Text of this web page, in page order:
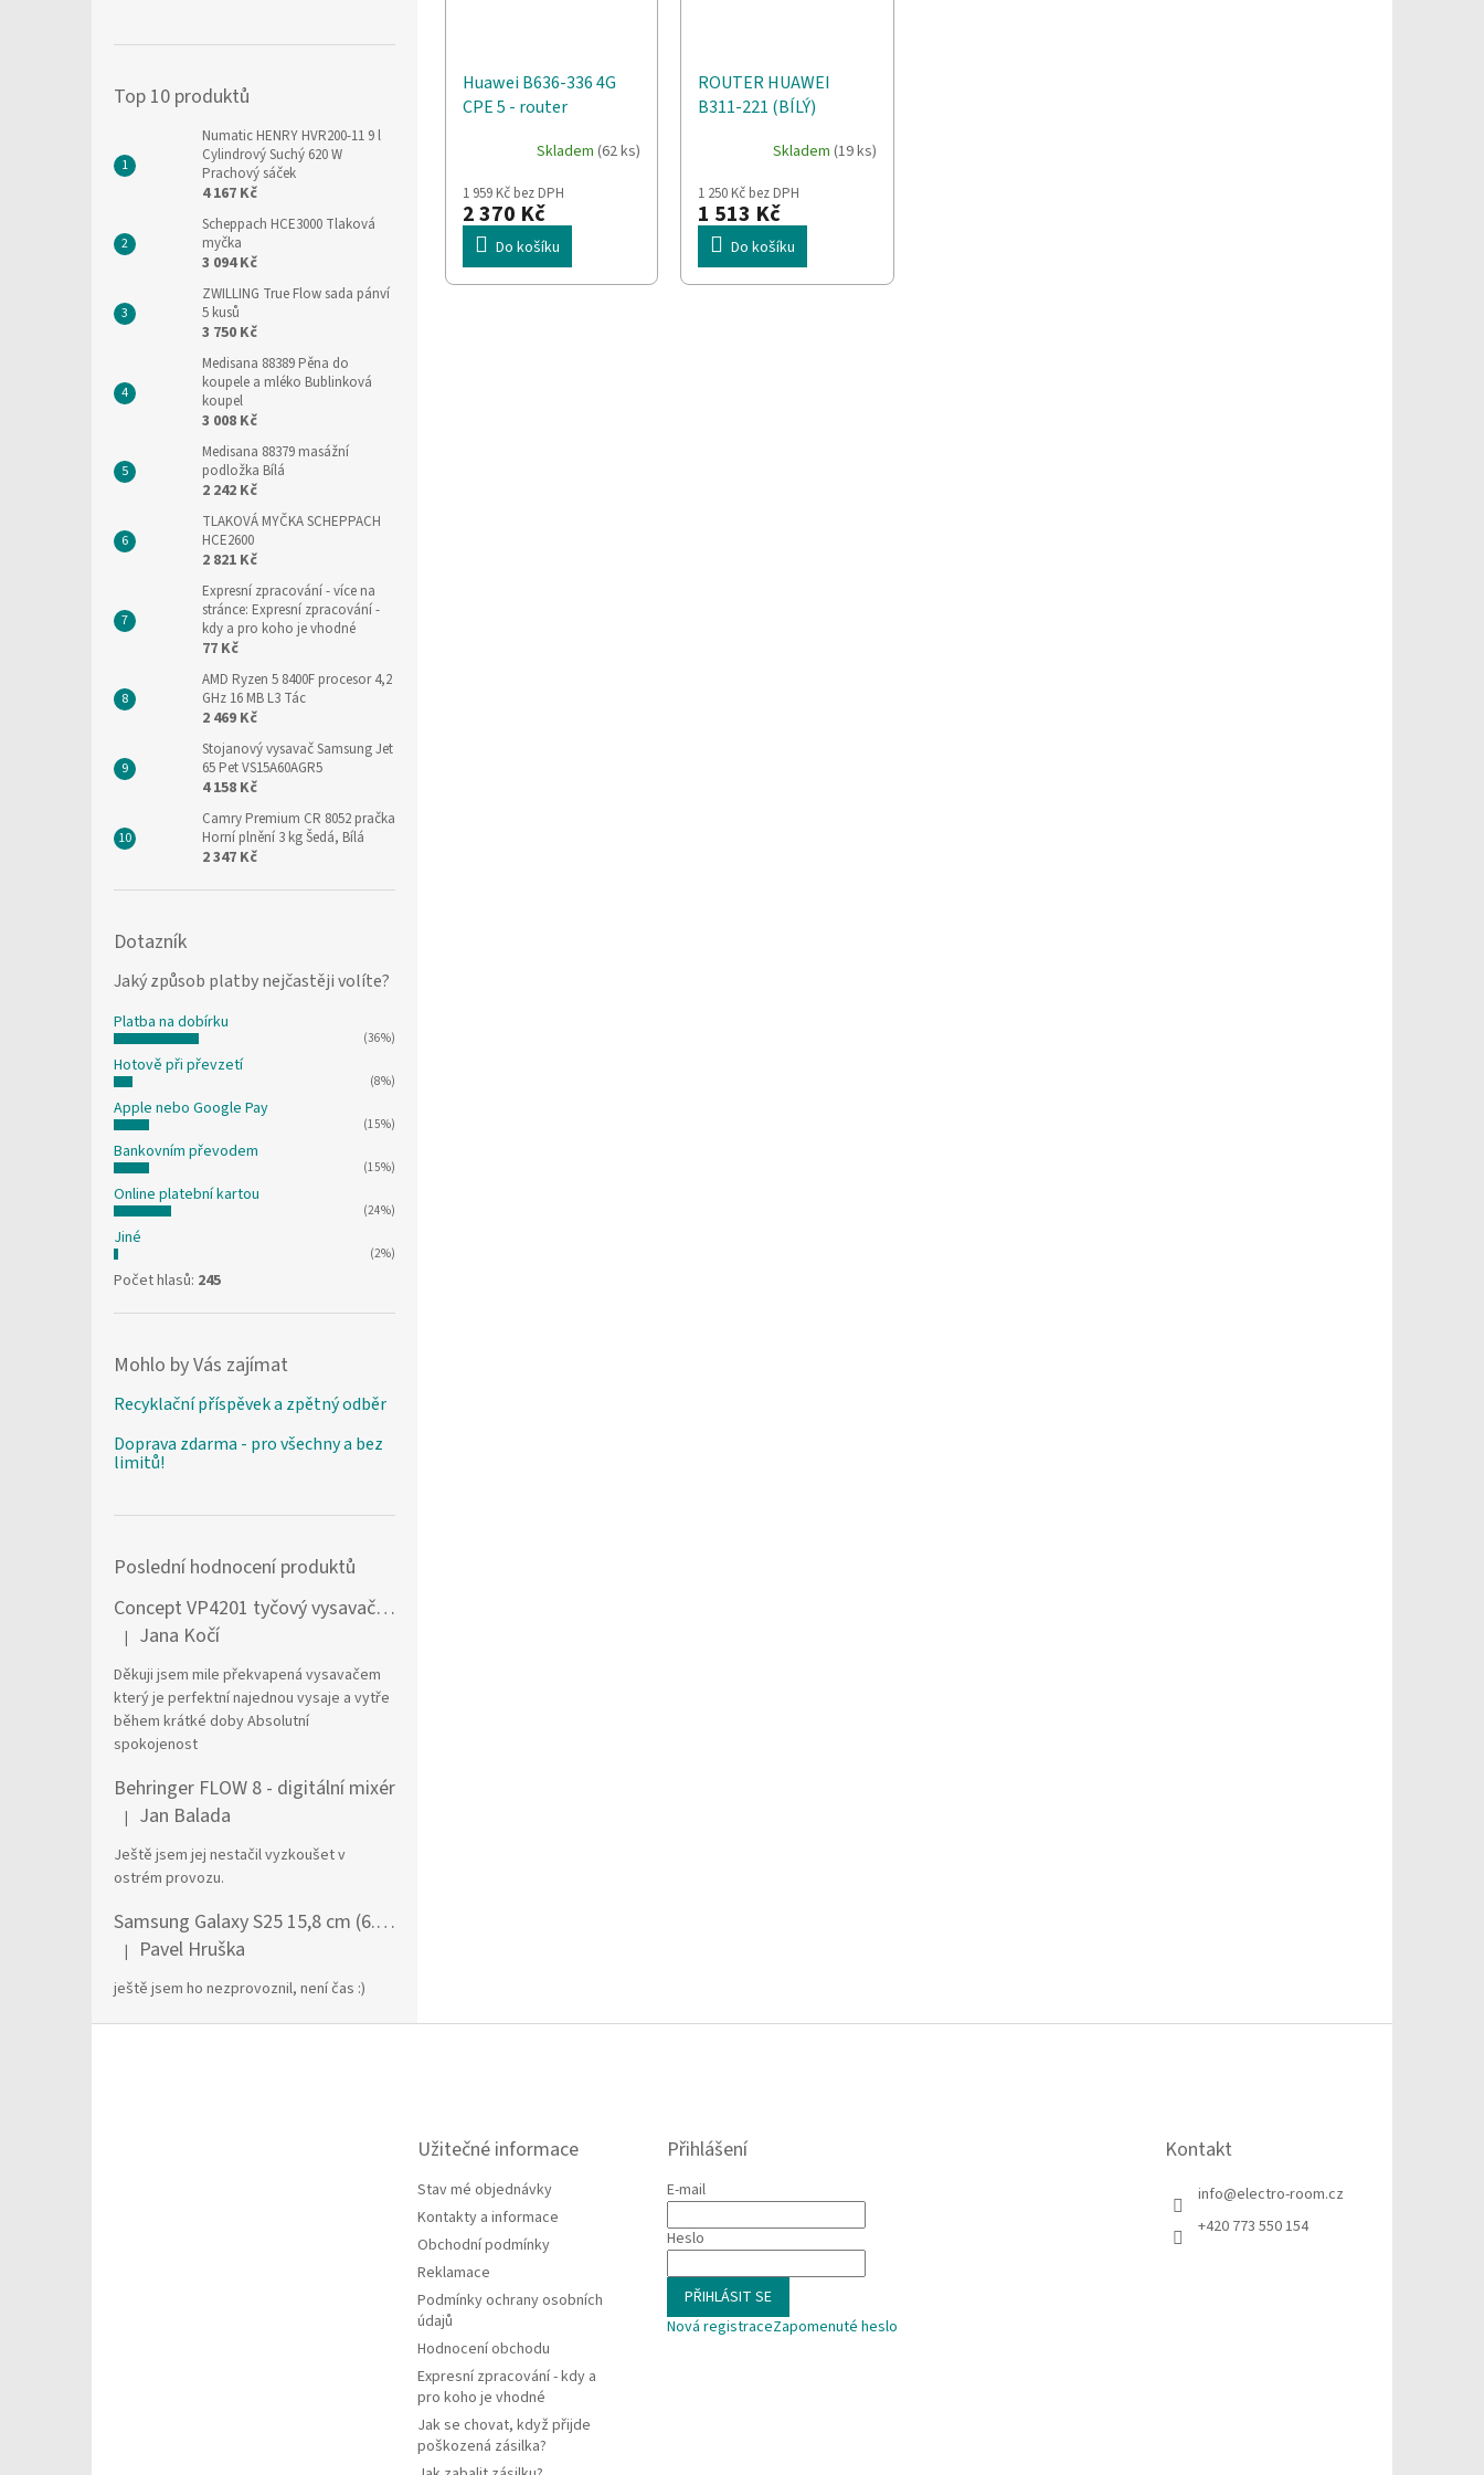
Top 10 produktů
Numatic HENRY HVR200-11 9 l
Cylindrový Suchý 620 W
Prachový sáček
4 167 Kč
Scheppach HCE3000 Tlaková
myčka
3 094 Kč
ZWILLING True Flow sada pánví
5 kusů
3 750 Kč
Medisana 88389 Pěna do
koupele a mléko Bublinková
koupel
3 008 Kč
Medisana 88379 masážní
podložka Bílá
2 242 Kč
TLAKOVÁ MYČKA SCHEPPACH
HCE2600
2 821 Kč
Expresní zpracování- více na
stránce: Expresní zpracování -
kdy a pro koho je vhodné
77 Kč
AMD Ryzen 5 8400F procesor 4,2
GHz 16 MB L3 Tác
2 469 Kč
Stojanový vysavač Samsung Jet
65 Pet VS15A60AGR5
4 158 Kč
Camry Premium CR 8052 pračka
Horní plnění 3 kg Šedá, Bílá
2 347 Kč
Dotazník
Jaký způsob platby nejčastěji volíte?
Platba na dobírku
(36%)
Hotově při převzetí
(8%)
Apple nebo Google Pay
(15%)
Bankovním převodem
(15%)
Online platební kartou
(24%)
Jiné
(2%)
Počet hlasů: 245
Mohlo by Vás zajímat
Recyklační příspěvek a zpětný odběr
Doprava zdarma - pro všechny a bez
limitů!
Poslední hodnocení produktů
Concept VP4201 tyčový vysavač / elektrický smeták Tyčový vysavač 2 v 1 AC Suché a mokré Bezsáčkové 0,6 l 90 W Černá, Stříbrná
Hodnocení produktu je 5 z 5 hvězdiček.
| Jana Kočí
Děkuji jsem mile překvapená vysavačem
který je perfektní najednou vysaje a vytře
během krátké doby Absolutní
spokojenost
Behringer FLOW 8 - digitální mixér
Hodnocení produktu je 5 z 5 hvězdiček.
| Jan Balada
Ještě jsem jej nestačil vyzkoušet v
ostrém provozu.
Samsung Galaxy S25 15,8 cm (6.2") Dual SIM Android 15 5G USB typu C 12 GB 256 GB 4000 mAh Námořnická modrá
Hodnocení produktu je 1 z 5 hvězdiček.
| Pavel Hruška
ještě jsem ho nezprovoznil, není čas :)
Huawei B636-336 4G
CPE 5 - router
Skladem(62 ks)
1 959 Kč bez DPH
2 370 Kč
Do košíku
ROUTER HUAWEI
B311-221 (BÍLÝ)
Skladem (19 ks)
1 250 Kč bez DPH
1 513 Kč
Do košíku
Užitečné informace
Stav mé objednávky
Kontakty a informace
Obchodní podmínky
Reklamace
Podmínky ochrany osobních
údajů
Hodnocení obchodu
Expresní zpracování - kdy a
pro koho je vhodné
Jak se chovat, když přijde
poškozená zásilka?
Přihlášení
E-mail
Heslo
PŘIHLÁSIT SE
Nová registraceZapomenuté heslo
Kontakt
info@electro-room.cz
+420 773 550 154